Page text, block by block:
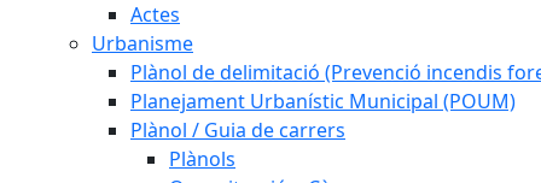
Actes
Urbanisme
Plànol de delimitació (Prevenció incendis
Planejament Urbanístic Municipal (POUM)
Plànol / Guia de carrers
Plànols